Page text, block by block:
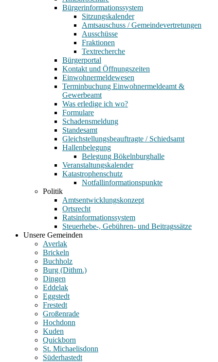
Bürgerinformationssystem
Sitzungskalender
Amtsauschuss / Gemeindevertretungen
Ausschüsse
Fraktionen
Textrecherche
Bürgerportal
Kontakt und Öffnungszeiten
Einwohnermeldewesen
Terminbuchung Einwohnermeldeamt &
Gewerbeamt
Was erledige ich wo?
Formulare
Schadensmeldung
Standesamt
Gleichstellungsbeauftragte / Schiedsamt
Hallenbelegung
Belegung Bökelnburghalle
Veranstaltungskalender
Katastrophenschutz
Notfallinformationspunkte
Politik
Amtsentwicklungskonzept
Ortsrecht
Ratsinformationssystem
Steuerhebe-, Gebühren- und Beitragssätze
Unsere Gemeinden
Averlak
Brickeln
Buchholz
Burg (Dithm.)
Dingen
Eddelak
Eggstedt
Frestedt
Großenrade
Hochdonn
Kuden
Quickborn
St. Michaelisdonn
Süderhastedt